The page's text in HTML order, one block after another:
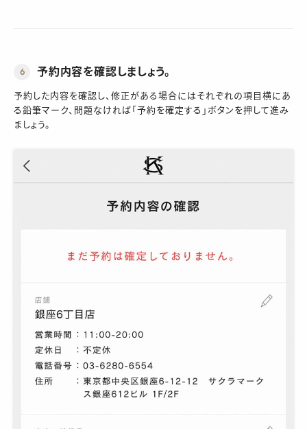
6 予約内容を確認しましょう。
予約した内容を確認し、修正がある場合にはそれぞれの項目横にあ
る鉛筆マーク、問題なければ「予約を確定する」ボタンを押して進み
ましょう。